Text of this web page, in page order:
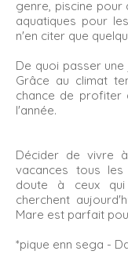
genre, piscine pour
aquatiques pour
n'en citer que
De quoi passer
Grâce au climat
chance de profiter
l'année.
Décider de vivre
vacances tous
doute à ceux
cherchent
Mare est parfait
*pique enn sega -